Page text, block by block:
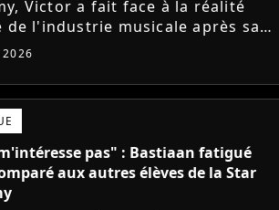
Victor a fait face à la réalité
de l'industrie musicale après sa
l'émission. Face à des maisons
frileuses,...
pas" : Bastiaan fatigué
aux autres élèves de la Star